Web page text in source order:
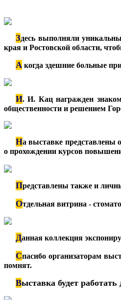
Здесь выполняли
края и Ростовской области,
А когда здешние больные
И. И. Кац награжден
общественности и решением
На выставке представлены
о прохождении курсов
Представлены также и
Отдельная витрина -
Данная коллекция
Спасибо организаторам
помнят.
Выставка будет